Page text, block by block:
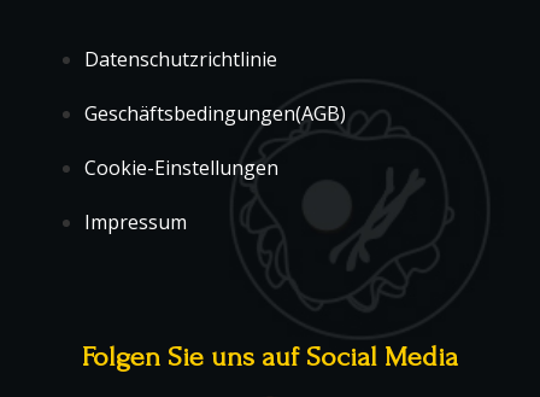
Datenschutzrichtlinie
Geschäftsbedingungen(AGB)
Cookie-Einstellungen
Impressum
Folgen Sie uns auf Social Media